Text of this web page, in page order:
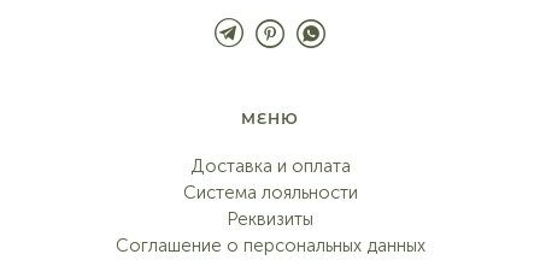
МЕНЮ
Доставка и оплата
Система лояльности
Реквизиты
Соглашение о персональных данных